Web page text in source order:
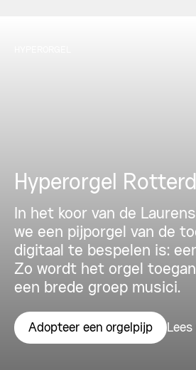
Hyperorgel
In het koor van de
we een pijporgel van de
digitaal te bespelen is: een
Zo wordt het orgel
een brede groep musici.
Adopteer een orgelpijp Lees